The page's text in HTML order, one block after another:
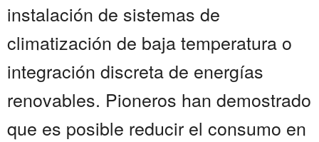
instalación de sistemas de
climatización de baja temperatura o
integración discreta de energías
renovables. Pioneros han demostrado
que es posible reducir el consumo en